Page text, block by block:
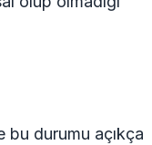
bu durumu açıkça